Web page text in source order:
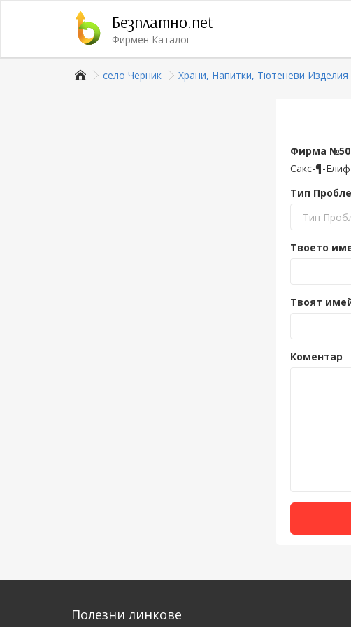
Безплатно.net
Фирмен Каталог
село Черник Храни, Напитки, Тютеневи Изделия
Фирма
Сакс-¶-
Тип
Тип
Твоето
Твоят
Коментар
Полезни линкове